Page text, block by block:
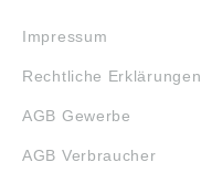
Impressum
Rechtliche Erklärungen
AGB Gewerbe
AGB Verbraucher